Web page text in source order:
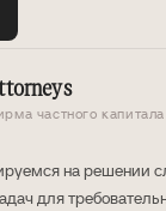
частного капитала
на решении
для